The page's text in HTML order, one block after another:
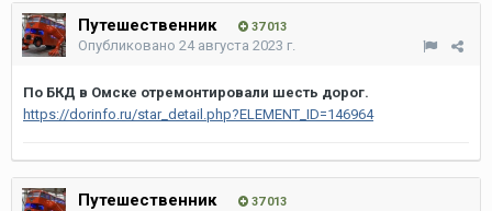
Путешественник 37 013
Опубликовано 24 августа 2023 г.
По БКД в Омске отремонтировали шесть дорог.
https://dorinfo.ru/star_detail.php?ELEMENT_ID=146964
Путешественник 37 013